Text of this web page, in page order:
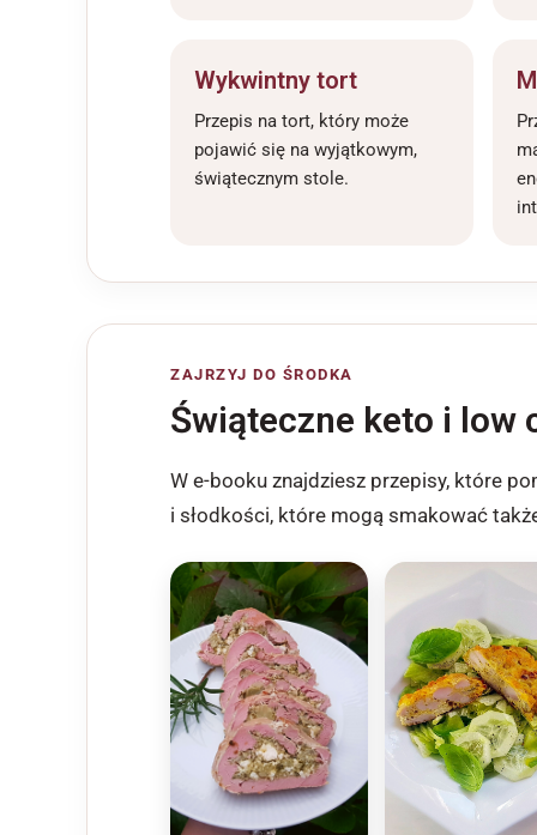
Wykwintny tort
Przepis na tort, który może
pojawić się na wyjątkowym,
świątecznym stole.
ZAJRZYJ DO ŚRODKA
Świąteczne keto i low
W e-booku znajdziesz przepisy, które
i słodkości, które mogą smakować